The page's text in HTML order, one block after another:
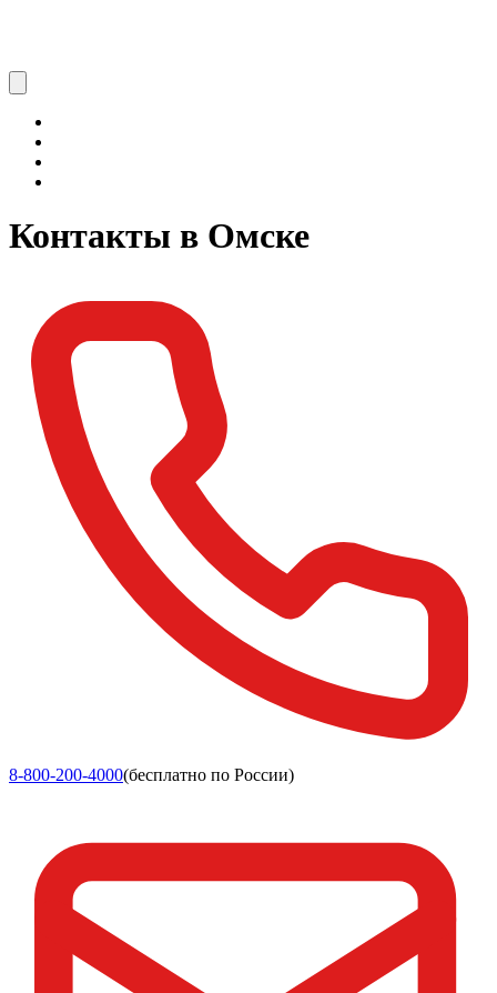
Контакты в Омске
8-800-200-4000(бесплатно по России)